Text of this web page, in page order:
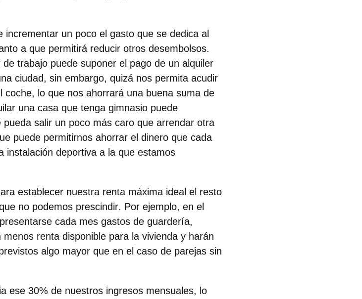
incrementar un poco el gasto que se dedica al
a que permitirá reducir otros desembolsos.
de trabajo puede suponer el pago de un alquiler
ciudad, sin embargo, quizá nos permita acudir
coche, lo que nos ahorrará una buena suma de
una casa que tenga gimnasio puede
salir un poco más caro que arrendar otra
puede permitirnos ahorrar el dinero que cada
instalación deportiva a la que estamos
establecer nuestra renta máxima ideal el resto
no podemos prescindir. Por ejemplo, en el
cada mes gastos de guardería,
renta disponible para la vivienda y harán
algo mayor que en el caso de parejas sin
ese 30% de nuestros ingresos mensuales, lo